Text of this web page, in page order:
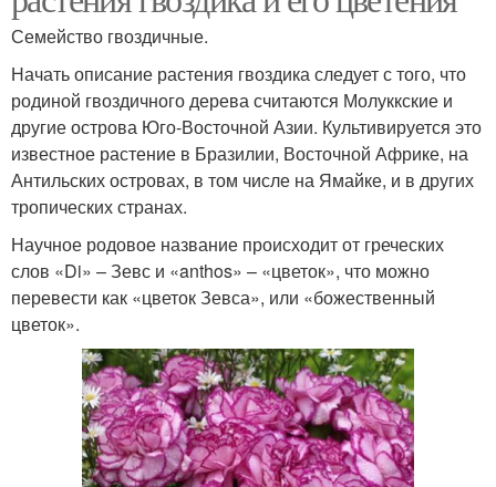
Семейство гвоздичные.
Начать описание растения гвоздика следует с того, что
родиной гвоздичного дерева считаются Молуккские и
другие острова Юго-Восточной Азии. Культивируется это
известное растение в Бразилии, Восточной Африке, на
Антильских островах, в том числе на Ямайке, и в других
тропических странах.
Научное родовое название происходит от греческих
слов «Di» – Зевс и «anthos» – «цветок», что можно
перевести как «цветок Зевса», или «божественный
цветок».